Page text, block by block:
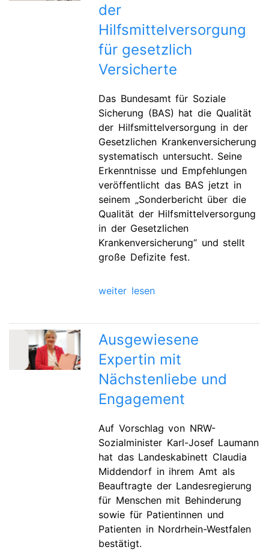
der
Hilfsmittelversorgung
für gesetzlich
Versicherte
Das Bundesamt für Soziale
Sicherung (BAS) hat die Qualität
der Hilfsmittelversorgung in der
Gesetzlichen Krankenversicherung
systematisch untersucht. Seine
Erkenntnisse und Empfehlungen
veröffentlicht das BAS jetzt in
seinem „Sonderbericht über die
Qualität der Hilfsmittelversorgung
in der Gesetzlichen
Krankenversicherung“ und stellt
große Defizite fest.
weiter lesen
Ausgewiesene
Expertin mit
Nächstenliebe und
Engagement
Auf Vorschlag von NRW-
Sozialminister Karl-Josef Laumann
hat das Landeskabinett Claudia
Middendorf in ihrem Amt als
Beauftragte der Landesregierung
für Menschen mit Behinderung
sowie für Patientinnen und
Patienten in Nordrhein-Westfalen
bestätigt.